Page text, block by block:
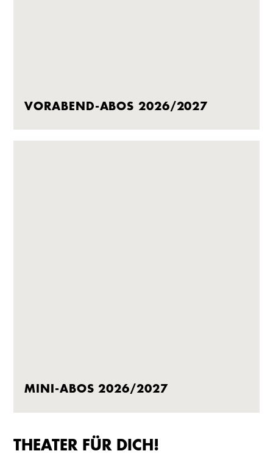
VORABEND-ABOS 2026/2027
MINI-ABOS 2026/2027
THEATER FÜR DICH!